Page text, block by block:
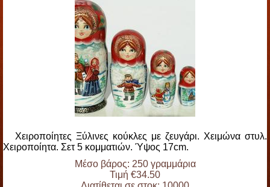
Χειροποίητες Ξύλινες κούκλες με ζευγάρι. Χειμώνα στυλ.
Χειροποίητα. Σετ 5 κομματιών. Ύψος 17cm.
Μέσο βάρος: 250 γραμμάρια
Τιμή €34.50